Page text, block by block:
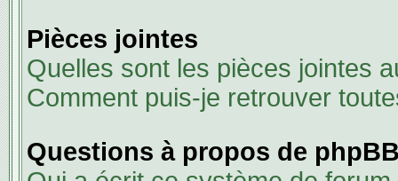
Pièces jointes
Quelles sont les pièces jointes
Comment puis-je retrouver
Questions à propos de